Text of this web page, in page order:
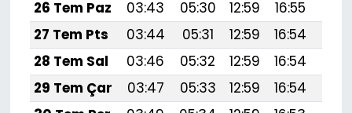
26 Tem Paz
03:43 05:30 12:59 16:55
27 Tem Pts
03:44 05:31 12:59 16:54
28 Tem Sal
03:46 05:32 12:59 16:54
29 Tem Çar
03:47 05:33 12:59 16:54